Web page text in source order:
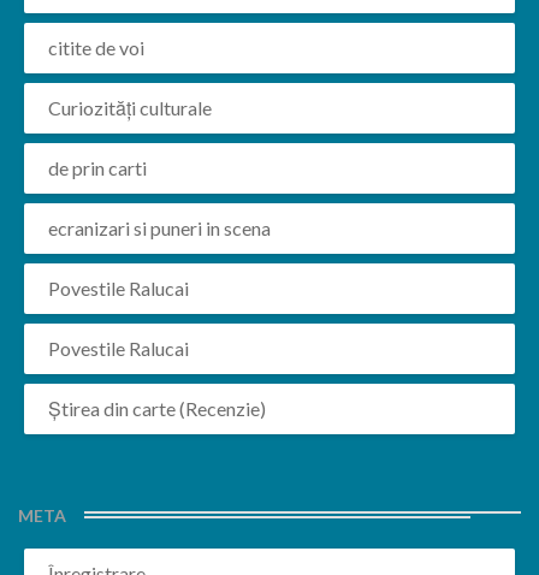
citite de voi
Curiozități culturale
de prin carti
ecranizari si puneri in scena
Povestile Ralucai
Povestile Ralucai
Știrea din carte (Recenzie)
META